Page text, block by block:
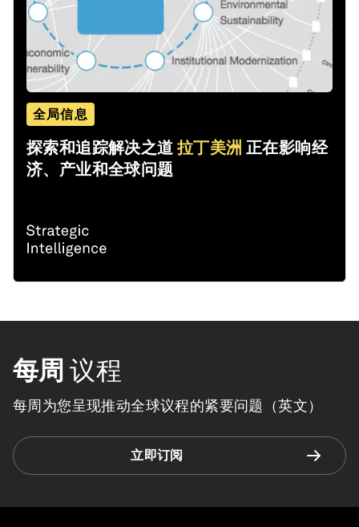
全局信息
探索和追踪解决之道拉丁美洲 正在影响经
济、产业和全球问题
每周 议程
每周为您呈现推动全球议程的紧要问题（英文）
立即订阅